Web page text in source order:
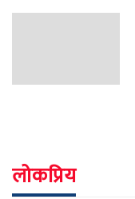
लोकप्रिय